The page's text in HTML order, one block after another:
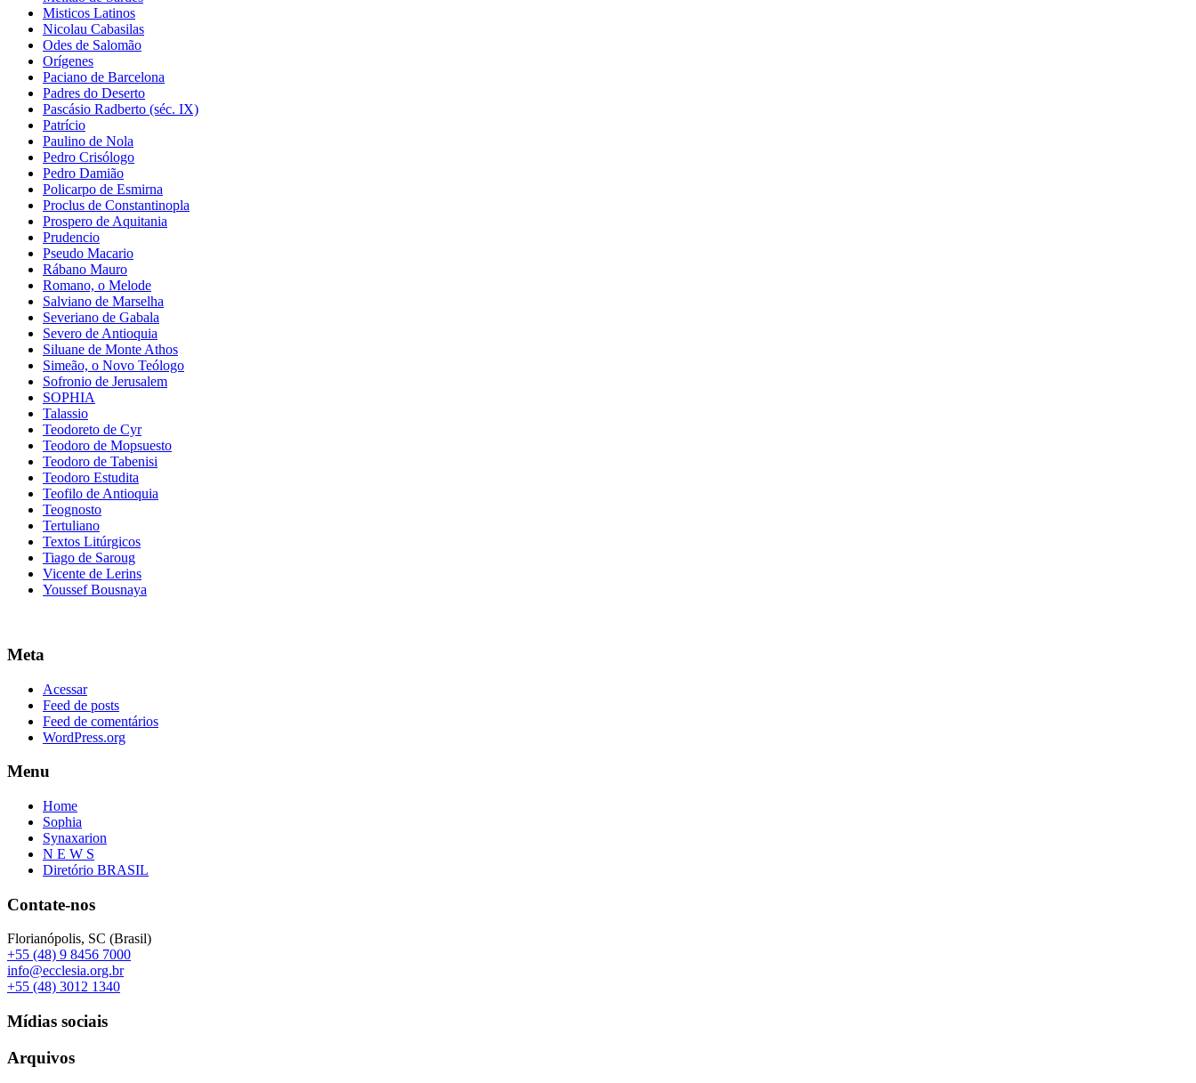
Misticos Latinos
Nicolau Cabasilas
Odes de Salomão
Orígenes
Paciano de Barcelona
Padres do Deserto
Pascásio Radberto (séc. IX)
Patrício
Paulino de Nola
Pedro Crisólogo
Pedro Damião
Policarpo de Esmirna
Proclus de Constantinopla
Prospero de Aquitania
Prudencio
Pseudo Macario
Rábano Mauro
Romano, o Melode
Salviano de Marselha
Severiano de Gabala
Severo de Antioquia
Siluane de Monte Athos
Simeão, o Novo Teólogo
Sofronio de Jerusalem
SOPHIA
Talassio
Teodoreto de Cyr
Teodoro de Mopsuesto
Teodoro de Tabenisi
Teodoro Estudita
Teofilo de Antioquia
Teognosto
Tertuliano
Textos Litúrgicos
Tiago de Saroug
Vicente de Lerins
Youssef Bousnaya
Meta
Acessar
Feed de posts
Feed de comentários
WordPress.org
Menu
Home
Sophia
Synaxarion
N E W S
Diretório BRASIL
Contate-nos
Florianópolis, SC (Brasil)
+55 (48) 9 8456 7000
info@ecclesia.org.br
+55 (48) 3012 1340
Mídias sociais
Arquivos